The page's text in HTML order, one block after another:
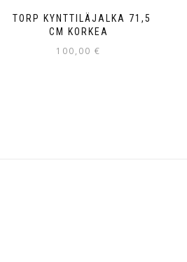
STORP KYNTTILÄJALKA 71,5
CM KORKEA
100,00 €